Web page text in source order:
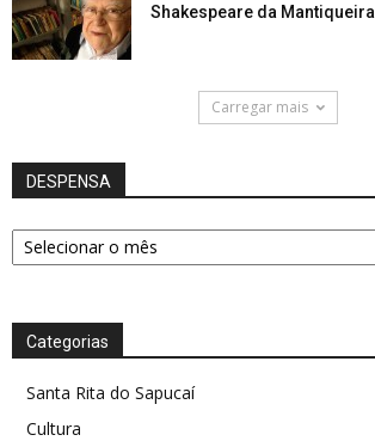
Shakespeare da Mantiqueira
Carregar mais
DESPENSA
DESPENSA
Categorias
Santa Rita do Sapucaí
Cultura